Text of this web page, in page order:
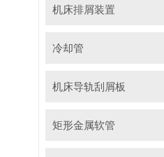
机床排屑装置
冷却管
机床导轨刮屑板
矩形金属软管